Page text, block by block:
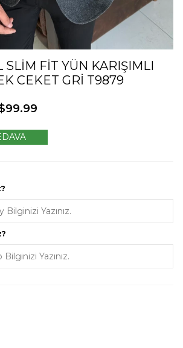
SLIM FIT YÜN KARIŞIMLI
CEKET GRI T9879